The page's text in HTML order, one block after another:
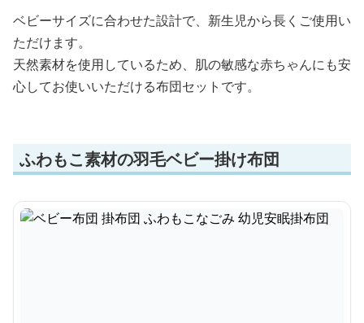
ベビーサイズに合わせた設計で、新生児から長くご使用い
ただけます。
天然素材を使用しているため、肌の敏感な赤ちゃんにも安
心してお使いいただける布団セットです。
ふわもこ素材の羽毛ベビー掛け布団